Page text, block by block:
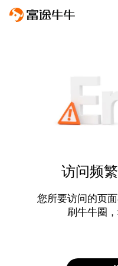
访问频
您所要访问的页
刷牛牛圈